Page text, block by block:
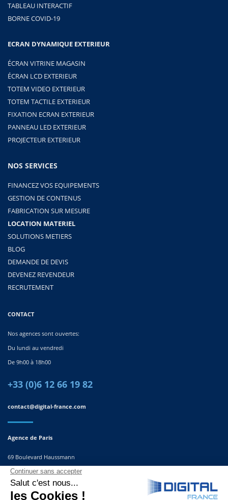
TABLEAU INTERACTIF
BORNE COVID-19
ECRAN DYNAMIQUE EXTERIEUR
ÉCRAN VITRINE MAGASIN
ÉCRAN LCD EXTERIEUR
TOTEM VIDEO EXTERIEUR
TOTEM TACTILE EXTERIEUR
FIXATION ECRAN EXTERIEUR
PANNEAU LED EXTERIEUR
PROJECTEUR EXTERIEUR
NOS SERVICES
FINANCEZ VOS EQUIPEMENTS
GESTION DE CONTENUS
FABRICATION SUR MESURE
LOCATION MATERIEL
SOLUTIONS METIERS
BLOG
DEMANDE DE DEVIS
DEVENEZ REVENDEUR
RECRUTEMENT
CONTACT
Nos agences sont ouvertes:
Du lundi au vendredi
De 9h00 à 18h00
+33 (0)6 12 66 19 82
contact@digital-france.com
Agence de Paris
69 Boulevard Haussmann
75008, Paris
France